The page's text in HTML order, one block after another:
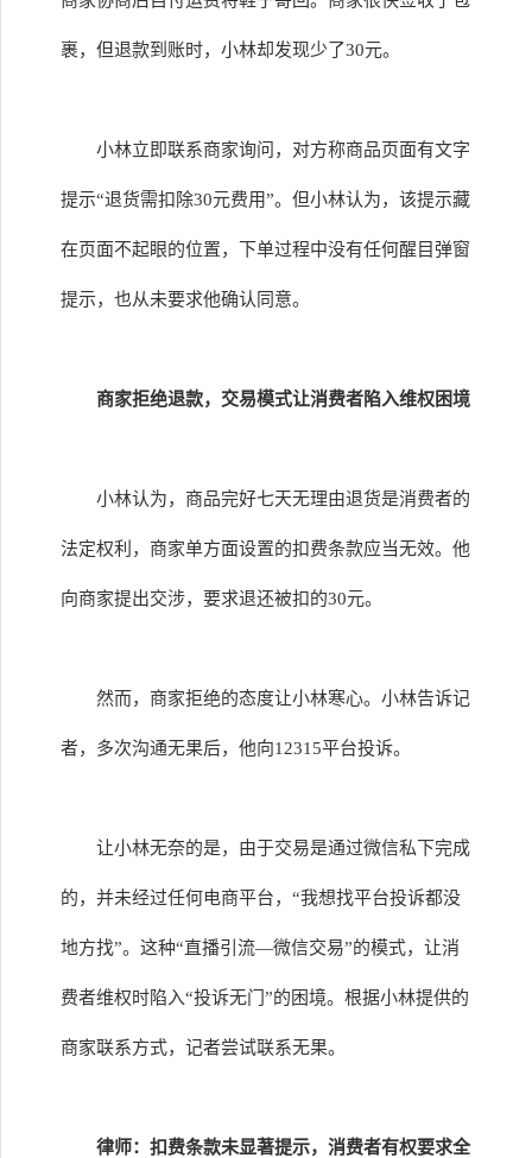
裹，但退款到账时，小林却发现少了30元。
小林立即联系商家询问，对方称商品页面有文字
提示“退货需扣除30元费用”。但小林认为，该提示藏
在页面不起眼的位置，下单过程中没有任何醒目弹窗
提示，也从未要求他确认同意。
商家拒绝退款，交易模式让消费者陷入维权困境
小林认为，商品完好七天无理由退货是消费者的
法定权利，商家单方面设置的扣费条款应当无效。他
向商家提出交涉，要求退还被扣的30元。
然而，商家拒绝的态度让小林寒心。小林告诉记
者，多次沟通无果后，他向12315平台投诉。
让小林无奈的是，由于交易是通过微信私下完成
的，并未经过任何电商平台，“我想找平台投诉都没
地方找”。这种“直播引流—微信交易”的模式，让消
费者维权时陷入“投诉无门”的困境。根据小林提供的
商家联系方式，记者尝试联系无果。
律师：扣费条款未显著提示，消费者有权要求全